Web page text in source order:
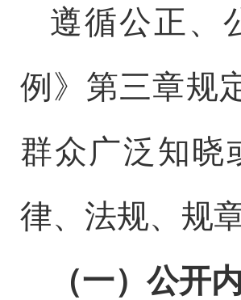
遵循公正、
例》第三章规
群众广泛知晓
律、法规、规
（一）公开